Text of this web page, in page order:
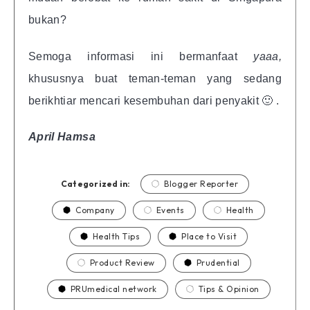
bukan?
Semoga informasi ini bermanfaat yaaa,
khususnya buat teman-teman yang sedang
berikhtiar mencari kesembuhan dari penyakit 🙂 .
April Hamsa
Categorized in: Blogger Reporter
Company Events Health
Health Tips Place to Visit
Product Review Prudential
PRUmedical network Tips & Opinion